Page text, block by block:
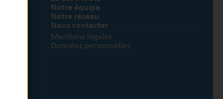
Notre équipe
Notre réseau
Nous contacter
Mentions légales
Données personnelles